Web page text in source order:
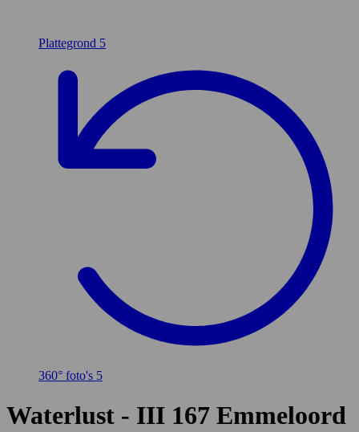
Plattegrond 5
360° foto's 5
Waterlust - III 167 Emmeloord